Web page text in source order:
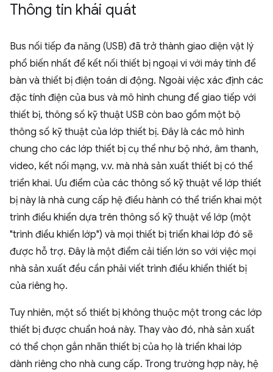
Thông tin khái quát
Bus nối tiếp đa năng (USB) đã trở thành giao diện vật lý
phổ biến nhất để kết nối thiết bị ngoại vi với máy tính để
bàn và thiết bị điện toán di động. Ngoài việc xác định các
đặc tính điện của bus và mô hình chung để giao tiếp với
thiết bị, thông số kỹ thuật USB còn bao gồm một bộ
thông số kỹ thuật của lớp thiết bị. Đây là các mô hình
chung cho các lớp thiết bị cụ thể như bộ nhớ, âm thanh,
video, kết nối mạng, v.v. mà nhà sản xuất thiết bị có thể
triển khai. Ưu điểm của các thông số kỹ thuật về lớp thiết
bị này là nhà cung cấp hệ điều hành có thể triển khai một
trình điều khiển dựa trên thông số kỹ thuật về lớp (một
"trình điều khiển lớp") và mọi thiết bị triển khai lớp đó sẽ
được hỗ trợ. Đây là một điểm cải tiến lớn so với việc mọi
nhà sản xuất đều cần phải viết trình điều khiển thiết bị
của riêng họ.
Tuy nhiên, một số thiết bị không thuộc một trong các lớp
thiết bị được chuẩn hoá này. Thay vào đó, nhà sản xuất
có thể chọn gắn nhãn thiết bị của họ là triển khai lớp
dành riêng cho nhà cung cấp. Trong trường hợp này, hệ